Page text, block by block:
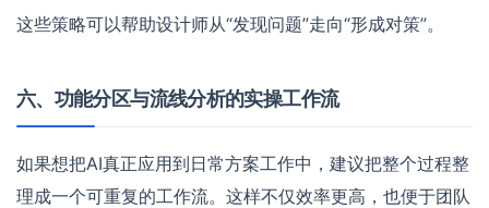
这些策略可以帮助设计师从“发现问题”走向“形成对策”。
六、功能分区与流线分析的实操工作流
如果想把AI真正应用到日常方案工作中，建议把整个过程整
理成一个可重复的工作流。这样不仅效率更高，也便于团队